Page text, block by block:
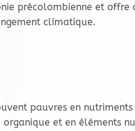
précolombienne et offre
climatique.
pauvres en
et en éléments